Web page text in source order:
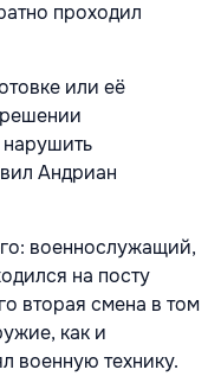
проходил
или её
Андриан
военнослужащий,
на посту
вторая смена в том
как и
военную технику.